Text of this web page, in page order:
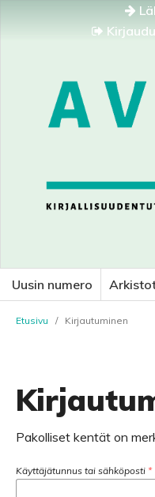
Uusin numero
Etusivu / Kirjautuminen
Pakolliset kentät on
Käyttäjätunnus tai sähköposti *